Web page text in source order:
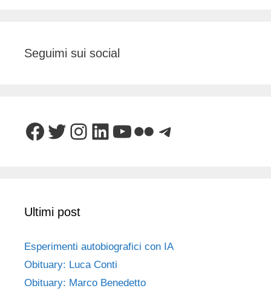
Seguimi sui social
Facebook
Twitter
Instagram
LinkedIn
YouTube
FlickrTelegram
Ultimi post
Esperimenti autobiografici con IA
Obituary: Luca Conti
Obituary: Marco Benedetto